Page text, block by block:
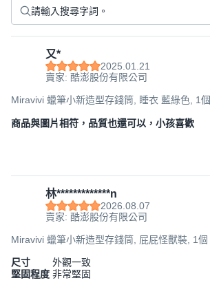
又*
2025.01.21
賣家: 酷澎股份有限公司
Miravivi 蠟筆小新造型存錢筒, 睡衣 藍綠色, 1個
商品與圖片相符，品質也還可以，小孩喜歡
林*************n
2026.08.07
賣家: 酷澎股份有限公司
Miravivi 蠟筆小新造型存錢筒, 屁屁怪獸裝, 1個
尺寸
外觀一致
堅固程度 非常堅固